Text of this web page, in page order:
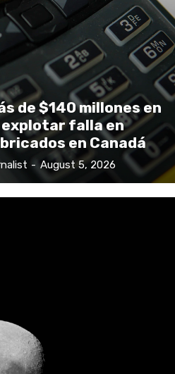
de $140 millones en
falla en
en Canadá
- August 5, 2026